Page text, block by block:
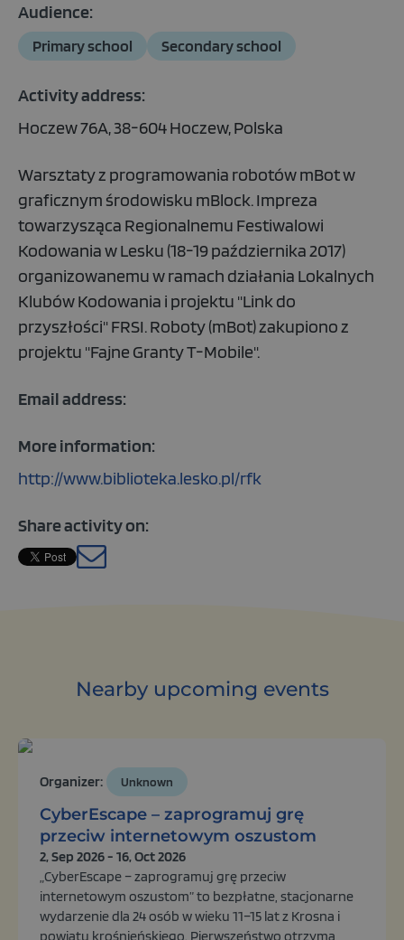
Audience:
Primary school Secondary school
Activity address:
Hoczew 76A, 38-604 Hoczew, Polska
Warsztaty z programowania robotów mBot w
graficznym środowisku mBlock. Impreza
towarzysząca Regionalnemu Festiwalowi
Kodowania w Lesku (18-19 października 2017)
organizowanemu w ramach działania Lokalnych
Klubów Kodowania i projektu "Link do
przyszłości" FRSI. Roboty (mBot) zakupiono z
projektu "Fajne Granty T-Mobile".
Email address:
More information:
http://www.biblioteka.lesko.pl/rfk
Share activity on:
Nearby upcoming events
Organizer: Unknown
CyberEscape – zaprogramuj grę
przeciw internetowym oszustom
2, Sep 2026 - 16, Oct 2026
„CyberEscape – zaprogramuj grę przeciw
internetowym oszustom” to bezpłatne, stacjonarne
wydarzenie dla 24 osób w wieku 11–15 lat z Krosna i
powiatu krośnieńskiego. Pierwszeństwo otrzyma